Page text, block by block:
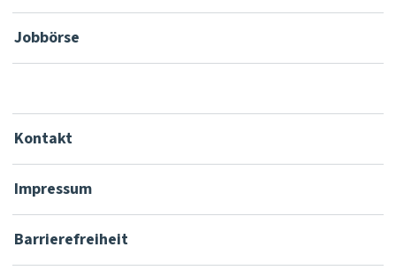
Jobbörse
Kontakt
Impressum
Barrierefreiheit